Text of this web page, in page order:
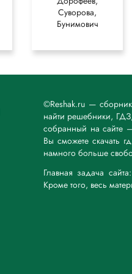
Суворова,
Бунимович
©Reshak.ru —
найти решебники,
собранный на сайте
Вы сможете скачать
намного больше
Главная задача
Кроме того, весь